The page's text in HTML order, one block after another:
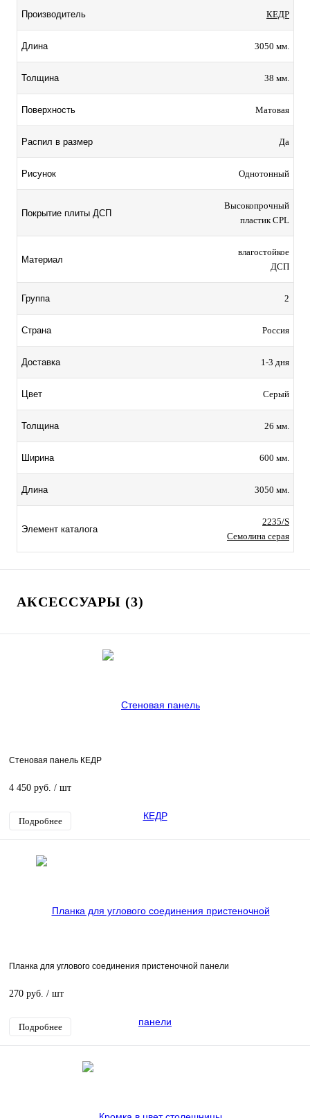
Производитель КЕДР
Длина 3050 мм.
Толщина 38 мм.
Поверхность Матовая
Распил в размер Да
Рисунок Однотонный
Покрытие плиты ДСП
ысокопрочный
пластик CPL
Материал
лагостойкое
ДСП
Группа 2
Страна Россия
Доставка 1-3 дня
Цвет Серый
Толщина 26 мм.
Ширина 600 мм.
Длина 3050 мм.
Элемент каталога
2235/S
Семолина серая
АКСЕССУАРЫ (3)
Стеновая панель КЕДР
4 450 руб. / шт
Подробнее
Планка для углового соединения пристеночной панели
270 руб. / шт
Подробнее